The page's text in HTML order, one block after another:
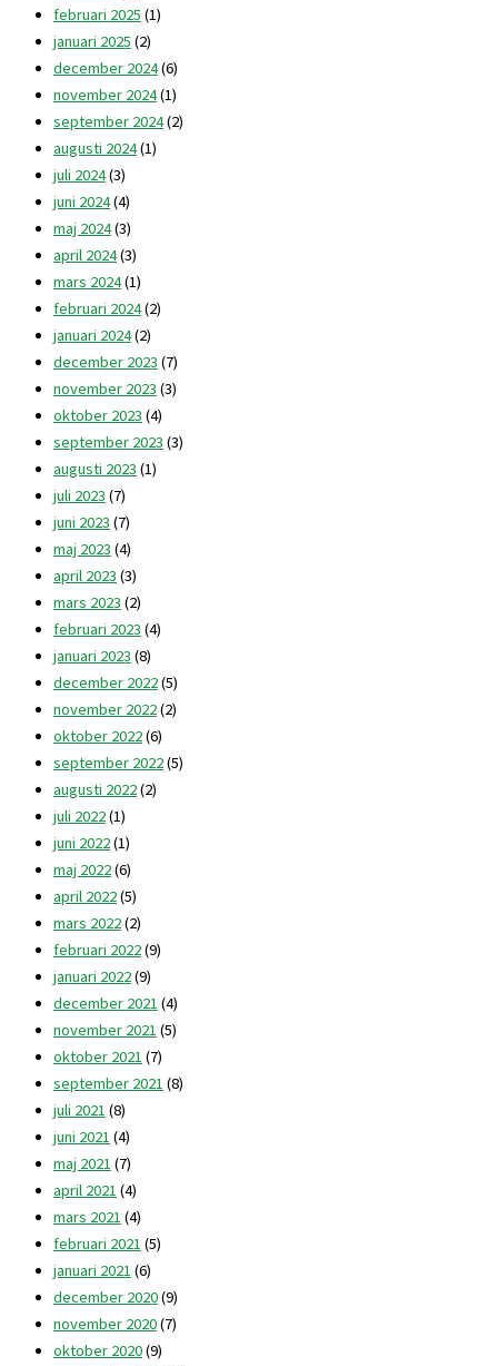
februari 2025 (1)
januari 2025 (2)
december 2024(6)
november 2024(1)
september 2024(2)
augusti 2024(1)
juli 2024(3)
juni 2024(4)
maj 2024(3)
april 2024(3)
mars 2024(1)
februari 2024(2)
januari 2024(2)
december 2023 (7)
november 2023 (3)
oktober 2023 (4)
september 2023 (3)
augusti 2023 (1)
juli 2023 (7)
juni 2023 (7)
maj 2023 (4)
april 2023 (3)
mars 2023 (2)
februari 2023 (4)
januari 2023 (8)
december 2022(5)
november 2022(2)
oktober 2022(6)
september 2022(5)
augusti 2022(2)
juli 2022(1)
juni 2022(1)
maj 2022(6)
april 2022(5)
mars 2022(2)
februari 2022(9)
januari 2022(9)
december 2021 (4)
november 2021 (5)
oktober 2021 (7)
september 2021 (8)
juli 2021 (8)
juni 2021 (4)
maj 2021 (7)
april 2021 (4)
mars 2021 (4)
februari 2021 (5)
januari 2021 (6)
december 2020(9)
november 2020(7)
oktober 2020(9)